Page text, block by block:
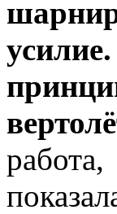
усилие.